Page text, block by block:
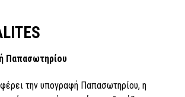
Παπασωτηρίου
την υπογραφή Παπασωτηρίου, η